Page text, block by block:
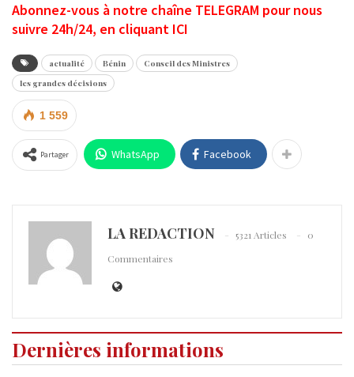
Abonnez-vous à notre chaîne TELEGRAM pour nous
suivre 24h/24, en cliquant ICI
actualité Bénin
Conseil des Ministres
les grandes décisions
1 559
Partager WhatsApp Facebook
LA REDACTION 5321 Articles
0
Commentaires
Dernières informations